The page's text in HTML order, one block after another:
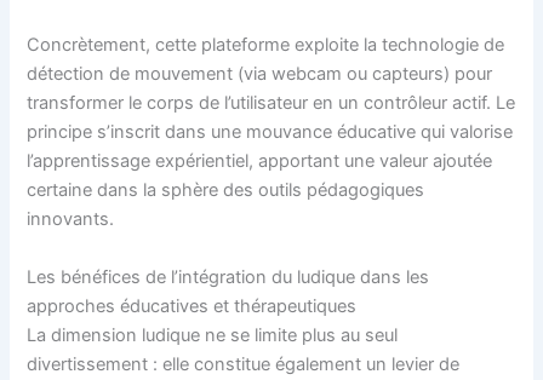
Concrètement, cette plateforme exploite la technologie de
détection de mouvement (via webcam ou capteurs) pour
transformer le corps de l’utilisateur en un contrôleur actif. Le
principe s’inscrit dans une mouvance éducative qui valorise
l’apprentissage expérientiel, apportant une valeur ajoutée
certaine dans la sphère des outils pédagogiques
innovants.
Les bénéfices de l’intégration du ludique dans les
approches éducatives et thérapeutiques
La dimension ludique ne se limite plus au seul
divertissement : elle constitue également un levier de